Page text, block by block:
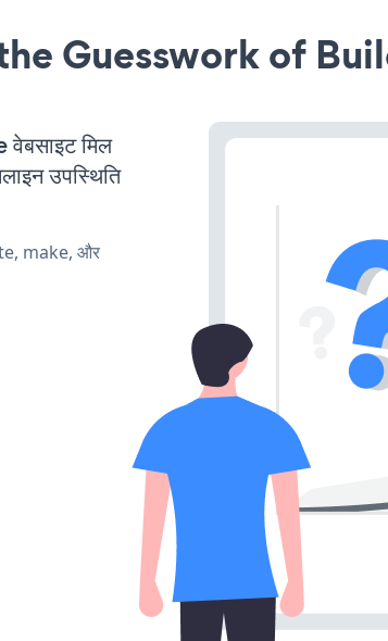
Guesswork of
मिल
उपस्थिति
make, और